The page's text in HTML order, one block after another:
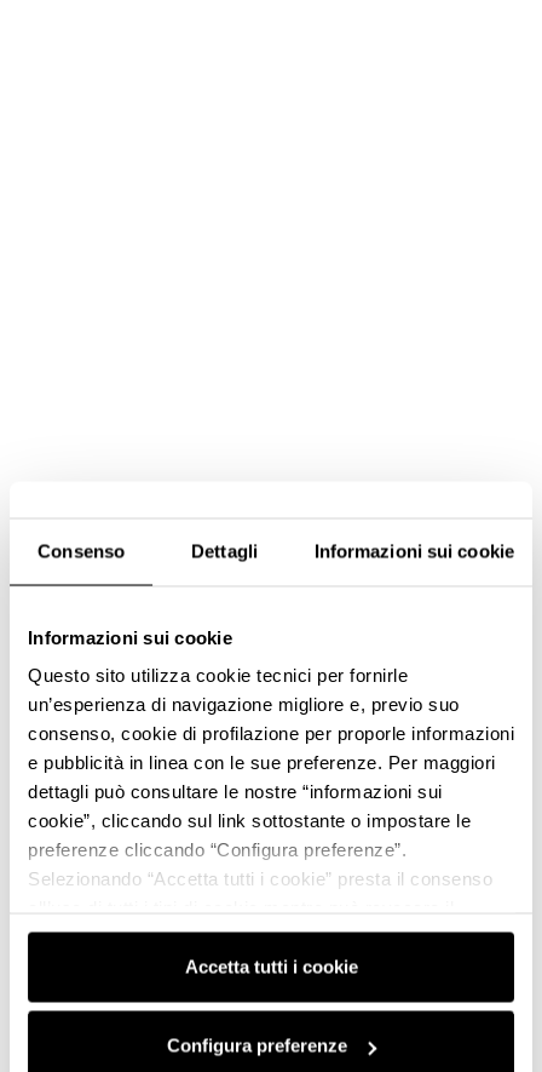
Consenso Dettagli Informazioni sui cookie
Informazioni sui cookie
Questo sito utilizza cookie tecnici per fornirle
un’esperienza di navigazione migliore e, previo suo
consenso, cookie di profilazione per proporle informazioni
e pubblicità in linea con le sue preferenze. Per maggiori
dettagli può consultare le nostre “informazioni sui
cookie”, cliccando sul link sottostante o impostare le
preferenze cliccando “Configura preferenze”.
Selezionando “Accetta tutti i cookie” presta il consenso
consenso cliccando su “Usa solo i cookie necessari” e
saranno attivati i soli cookie tecnici necessari al corretto
funzionamento del sito.
Accetta tutti i cookie
Configura preferenze